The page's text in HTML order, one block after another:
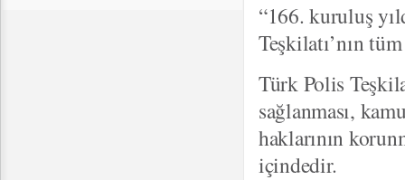
“166. kuruluş
Teşkilatı’nın
Türk Polis
sağlanması,
haklarının
içindedir.